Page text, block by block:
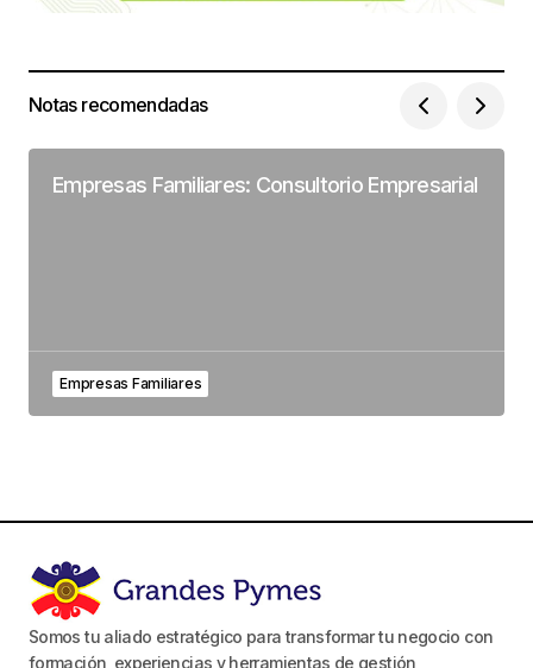
Notas recomendadas
Empresas Familiares: Consultorio Empresarial
Empresas Familiares
Somos tu aliado estratégico para transformar tu negocio con
formación, experiencias y herramientas de gestión